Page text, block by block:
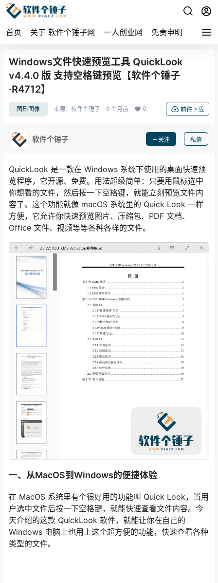
首页 关于 软件个锤子网 一人创业网 免责申明
Windows文件快速预览工具 QuickLook
v4.4.0 版 支持空格键预览【软件个锤子
·R4712】
图形图像 来源： 软件个锤子 6 个月前 0 前往下载
软件个锤子 关注 私信
QuickLook 是一款在 Windows 系统下使用的桌面快速预
览程序，它开源、免费。用法超级简单：只要用鼠标选中
你想看的文件，然后按一下空格键，就能立刻预览文件内
容了。这个功能就像 macOS 系统里的 Quick Look 一样
方便，它允许你快速预览图片、压缩包、PDF 文档、
Office 文件、视频等等各种各样的文件。
一、从MacOS到Windows的便捷体验
在 MacOS 系统里有个很好用的功能叫 Quick Look，当用
户选中文件后按一下空格键，就能快速查看文件内容。今
天介绍的这款 QuickLook 软件，就能让你在自己的
Windows 电脑上也用上这个超方便的功能，快速查看各种
类型的文件。